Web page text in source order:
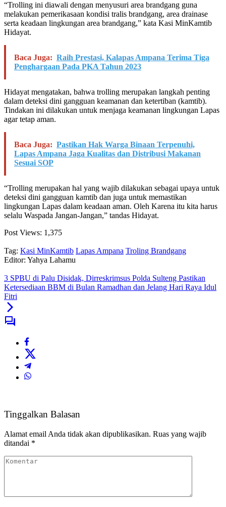
“Trolling ini diawali dengan menyusuri area brandgang guna
melakukan pemerikasaan kondisi tralis brandgang, area drainase
serta keadaan lingkungan area brandgang,” kata Kasi MinKamtib
Hidayat.
Baca Juga: Raih Prestasi, Kalapas Ampana Terima Tiga
Penghargaan Pada PKA Tahun 2023
Hidayat mengatakan, bahwa trolling merupakan langkah penting
dalam deteksi dini gangguan keamanan dan ketertiban (kamtib).
Tindakan ini dilakukan untuk menjaga keamanan lingkungan Lapas
agar tetap aman.
Baca Juga: Pastikan Hak Warga Binaan Terpenuhi,
Lapas Ampana Jaga Kualitas dan Distribusi Makanan
Sesuai SOP
“Trolling merupakan hal yang wajib dilakukan sebagai upaya untuk
deteksi dini gangguan kamtib dan juga untuk memastikan
lingkungan Lapas dalam keadaan aman. Oleh Karena itu kita harus
selalu Waspada Jangan-Jangan,” tandas Hidayat.
Post Views: 1,375
Tag: Kasi MinKamtib Lapas Ampana Troling Brandgang
Editor: Yahya Lahamu
3 SPBU di Palu Disidak, Dirreskrimsus Polda Sulteng Pastikan
Ketersediaan BBM di Bulan Ramadhan dan Jelang Hari Raya Idul
Fitri
Tinggalkan Balasan
Alamat email Anda tidak akan dipublikasikan. Ruas yang wajib
ditandai *